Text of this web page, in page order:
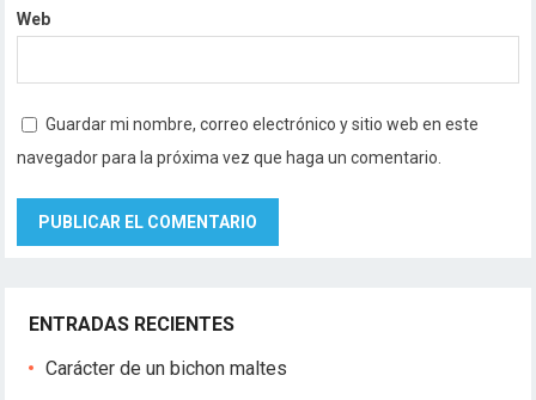
Web
Guardar mi nombre, correo electrónico y sitio web en este
navegador para la próxima vez que haga un comentario.
ENTRADAS RECIENTES
Carácter de un bichon maltes